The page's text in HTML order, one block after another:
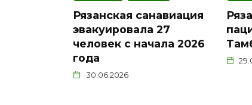
Рязанская санавиация
эвакуировала 27
человек с начала 2026
года
30.06.2026